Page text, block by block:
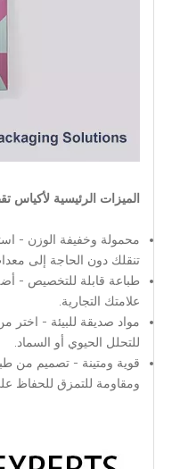
الميزات الرئيسية لأكياس
محمولة وخفيفة الوزن -
تنقلك دون الحاجة إلى
طباعة قابلة للتخصيص -
علامتك التجارية.
مواد صديقة للبيئة - اختر
للتحلل الحيوي أو السماد.
قوية ومتينة - تصميم من
ومقاومة للتمزق للحفاظ